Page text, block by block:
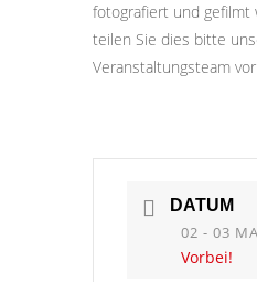
fotografiert und gefilmt
teilen Sie dies bitte
Veranstaltungsteam
DATUM
02 - 03
Vorbei!